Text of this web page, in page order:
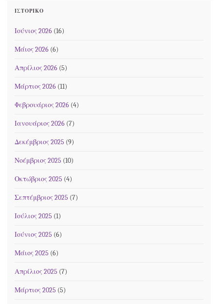
ΙΣΤΟΡΙΚΌ
Ιούνιος 2026 (16)
Μάιος 2026 (6)
Απρίλιος 2026 (5)
Μάρτιος 2026 (11)
Φεβρουάριος 2026 (4)
Ιανουάριος 2026 (7)
Δεκέμβριος 2025 (9)
Νοέμβριος 2025 (10)
Οκτώβριος 2025 (4)
Σεπτέμβριος 2025 (7)
Ιούλιος 2025 (1)
Ιούνιος 2025 (6)
Μάιος 2025 (6)
Απρίλιος 2025 (7)
Μάρτιος 2025 (5)